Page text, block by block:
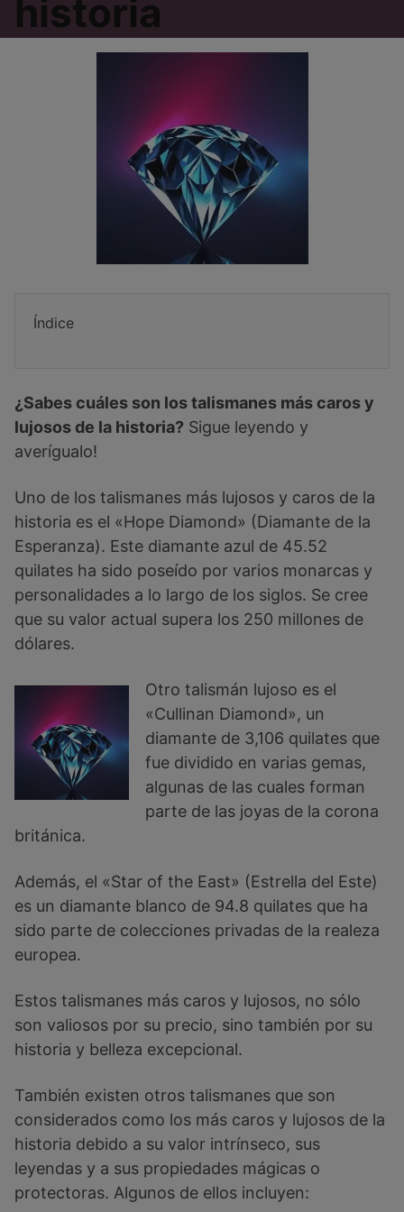
historia
Índice
¿Sabes cuáles son los talismanes más caros y
lujosos de la historia? Sigue leyendo y
averígualo!
Uno de los talismanes más lujosos y caros de la
historia es el «Hope Diamond» (Diamante de la
Esperanza). Este diamante azul de 45.52
quilates ha sido poseído por varios monarcas y
personalidades a lo largo de los siglos. Se cree
que su valor actual supera los 250 millones de
dólares.
Otro talismán lujoso es el
«Cullinan Diamond», un
diamante de 3,106 quilates que
fue dividido en varias gemas,
algunas de las cuales forman
parte de las joyas de la corona
británica.
Además, el «Star of the East» (Estrella del Este)
es un diamante blanco de 94.8 quilates que ha
sido parte de colecciones privadas de la realeza
europea.
Estos talismanes más caros y lujosos, no sólo
son valiosos por su precio, sino también por su
historia y belleza excepcional.
También existen otros talismanes que son
considerados como los más caros y lujosos de la
historia debido a su valor intrínseco, sus
leyendas y a sus propiedades mágicas o
protectoras. Algunos de ellos incluyen: